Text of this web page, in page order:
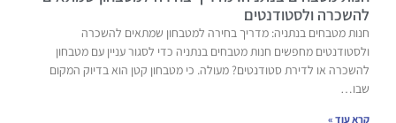
להשכרה ולסטודנטים
חנות מטבחים בנתניה: מדריך בחירה למטבחון שמתאים להשכרה
ולסטודנטים מחפשים חנות מטבחים בנתניה כדי לסגור עניין עם מטבחון
להשכרה או לדירת סטודנטים? מעולה. כי מטבחון קטן הוא בדיוק המקום
שבו…
קרא עוד »